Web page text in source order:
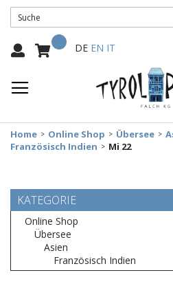
Mein Warenkorb
Select
DE EN IT
Home Online Shop Übersee
Französisch Indien
Mi 22
KATEGORIE
Online Shop
Übersee
Asien
Französisch Indien